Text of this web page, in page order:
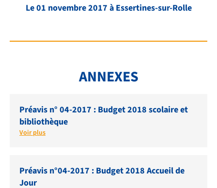
LIENS ET DOCUMENTS UTILES
BIBLIOTHÈQUE
Le 01 novembre 2017 à Essertines-sur-Rolle
ANNEXES
Préavis n° 04-2017 : Budget 2018 scolaire et
bibliothèque
Voir plus
Préavis n°04-2017 : Budget 2018 Accueil de
Jour